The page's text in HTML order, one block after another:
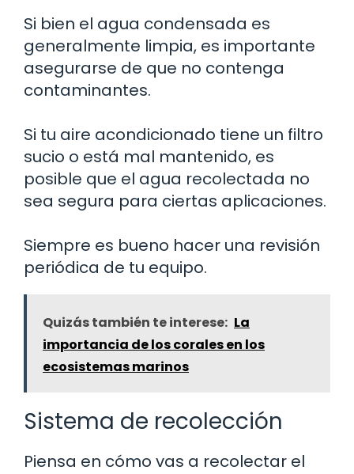
Si bien el agua condensada es
generalmente limpia, es importante
asegurarse de que no contenga
contaminantes.
Si tu aire acondicionado tiene un filtro
sucio o está mal mantenido, es
posible que el agua recolectada no
sea segura para ciertas aplicaciones.
Siempre es bueno hacer una revisión
periódica de tu equipo.
Quizás también te interese: La
importancia de los corales en los
ecosistemas marinos
Sistema de recolección
Piensa en cómo vas a recolectar el